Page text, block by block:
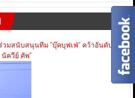
วมสนับสนุนทีม “บุ๊คบุฟเฟ่” คว้าอันดับ 3
ควีย์ คัพ”